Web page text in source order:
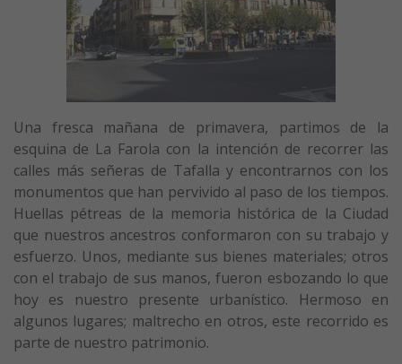
Una fresca mañana de primavera, partimos de la
esquina de La Farola con la intención de recorrer las
calles más señeras de Tafalla y encontrarnos con los
monumentos que han pervivido al paso de los tiempos.
Huellas pétreas de la memoria histórica de la Ciudad
que nuestros ancestros conformaron con su trabajo y
esfuerzo. Unos, mediante sus bienes materiales; otros
con el trabajo de sus manos, fueron esbozando lo que
hoy es nuestro presente urbanístico. Hermoso en
algunos lugares; maltrecho en otros, este recorrido es
parte de nuestro patrimonio.